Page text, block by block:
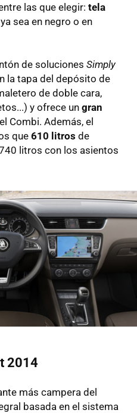
las que elegir: tela
ya sea en negro o en
de soluciones Simply
la tapa del depósito de
de doble cara,
y ofrece ungran
Combi. Además, el
que 610 litros de
litros con los asientos
2014
más campera del
basada en el sistema